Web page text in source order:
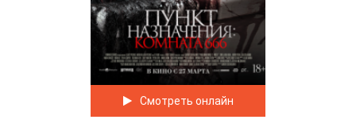
Смотреть онлайн